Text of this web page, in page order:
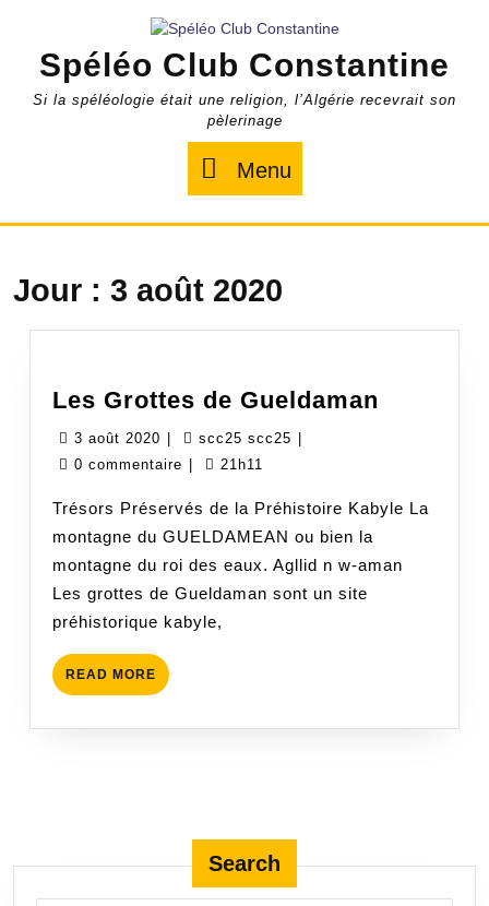
contentSpéléo Club Constantine
Si la spéléologie était une religion, l’Algérie recevrait son
pèlerinage
Menu
Jour : 3 août 2020
Les Grottes de Gueldaman
3 août 2020 3
août
scc25 scc25 scc25
0 commentaire
21h11
Trésors Préservés de la Préhistoire Kabyle La
montagne du GUELDAMEAN ou bien la
montagne du roi des eaux. Agllid n w-aman
Les grottes de Gueldaman sont un site
préhistorique kabyle,
READ MORE READ
MORE
Search